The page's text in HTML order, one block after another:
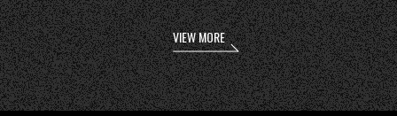
VIEW MORE